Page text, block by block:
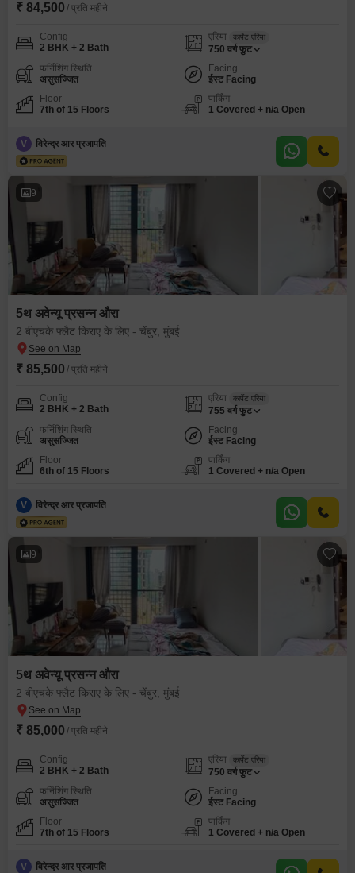
₹ 84,500 / प्रति महीने
Config
2 BHK + 2 Bath
एरिया कार्पेट एरिया
750 वर्ग फुट
फर्निशिंग स्थिति
असुसज्जित
Facing
ईस्ट Facing
Floor
7th of 15 Floors
पार्किंग
1 Covered + n/a Open
V विरेन्द्र आर प्रजापति
9
5थ अवेन्यू प्रसन्न औरा
2 बीएचके फ्लैट किराए के लिए - चेंबुर, मुंबई
₹ 85,500 / प्रति महीने
Config
2 BHK + 2 Bath
एरिया कार्पेट एरिया
755 वर्ग फुट
फर्निशिंग स्थिति
असुसज्जित
Facing
ईस्ट Facing
Floor
6th of 15 Floors
पार्किंग
1 Covered + n/a Open
V विरेन्द्र आर प्रजापति
9
5थ अवेन्यू प्रसन्न औरा
2 बीएचके फ्लैट किराए के लिए - चेंबुर, मुंबई
₹ 85,000 / प्रति महीने
Config
2 BHK + 2 Bath
एरिया कार्पेट एरिया
750 वर्ग फुट
फर्निशिंग स्थिति
असुसज्जित
Facing
ईस्ट Facing
Floor
7th of 15 Floors
पार्किंग
1 Covered + n/a Open
V विरेन्द्र आर प्रजापति